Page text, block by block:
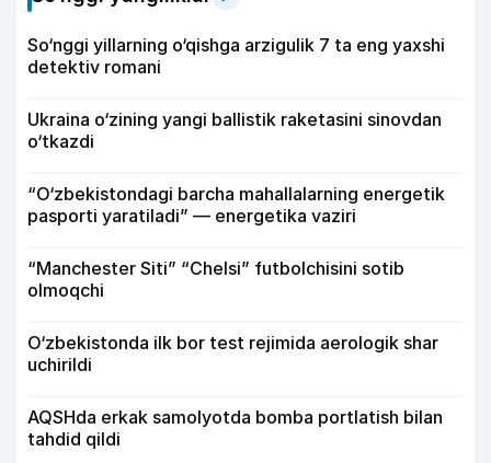
So‘nggi yillarning o‘qishga arzigulik 7 ta eng yaxshi
detektiv romani
Ukraina o‘zining yangi ballistik raketasini sinovdan
o‘tkazdi
“O‘zbekistondagi barcha mahallalarning energetik
pasporti yaratiladi” — energetika vaziri
“Manchester Siti” “Chelsi” futbolchisini sotib
olmoqchi
O‘zbekistonda ilk bor test rejimida aerologik shar
uchirildi
AQSHda erkak samolyotda bomba portlatish bilan
tahdid qildi